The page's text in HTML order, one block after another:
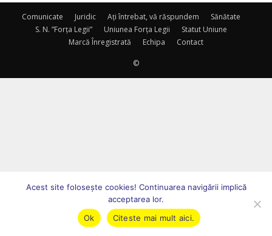
Comunicate Juridic Ați întrebat, vă răspundem
Sănătate
S. N. ”Forța Legii”
Uniunea Forța Legii
Statut Uniune
Marcă Înregistrată
Echipa Contact
©
Acest site foloseşte cookies! Continuarea navigării implică
acceptarea lor.
Ok
Citeste mai mult aici.